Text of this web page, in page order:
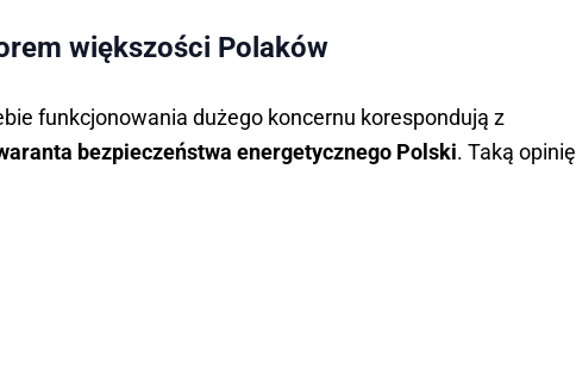
większości Polaków
funkcjonowania dużego koncernu korespondują z
bezpieczeństwa energetycznego Polski. Taką opinię